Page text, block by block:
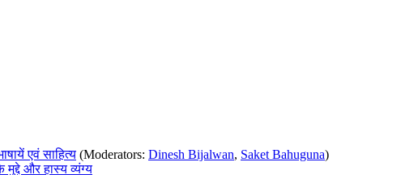
एवं साहित्य (Moderators: Dinesh Bijalwan, Saket Bahuguna)
और हास्य व्यंग्य